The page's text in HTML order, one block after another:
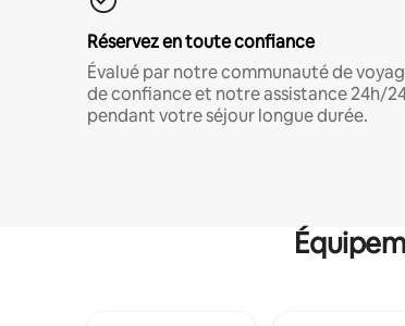
Réservez en toute confiance
Évalué par notre communauté de
de confiance et notre assistance 24h/
pendant votre séjour longue durée.